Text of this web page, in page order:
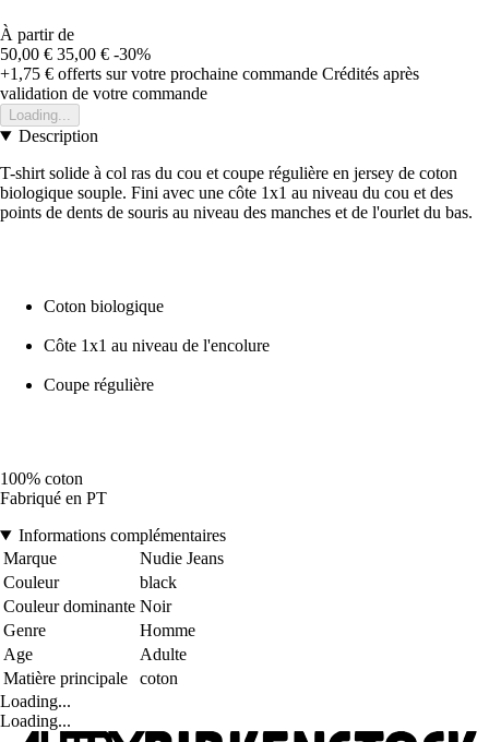
À partir de
50,00 € 35,00 € -30%
+1,75 € offerts sur votre prochaine commande Crédités après
validation de votre commande
Loading...
Description
T-shirt solide à col ras du cou et coupe régulière en jersey de coton
biologique souple. Fini avec une côte 1x1 au niveau du cou et des
points de dents de souris au niveau des manches et de l'ourlet du bas.
Coton biologique
Côte 1x1 au niveau de l'encolure
Coupe régulière
100% coton
Fabriqué en PT
Informations complémentaires
Marque
Nudie Jeans
Couleur
black
Couleur dominante Noir
Genre
Homme
Age
Adulte
Matière principale
coton
Loading...
Loading...